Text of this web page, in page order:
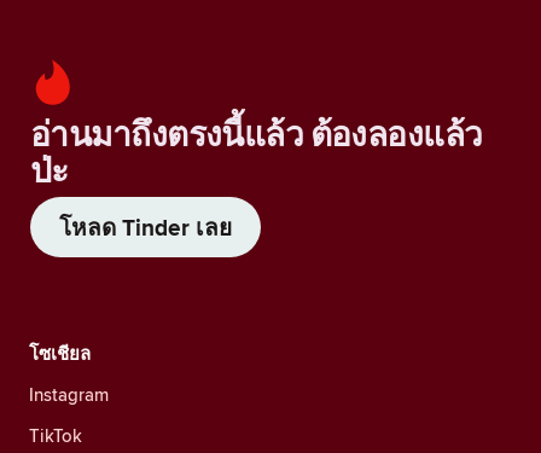
อ่านมาถึงตรงนี้แล้ว ต้องลองแล้ว
ป่ะ
โหลด Tinder เลย
โซเชียล
Instagram
TikTok